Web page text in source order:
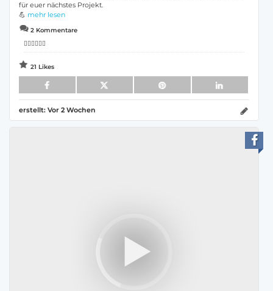
für euer nächstes Projekt.
💪 mehr lesen
2 Kommentare
👍🏻👍🏻👍🏻
21 Likes
erstellt: Vor 2 Wochen